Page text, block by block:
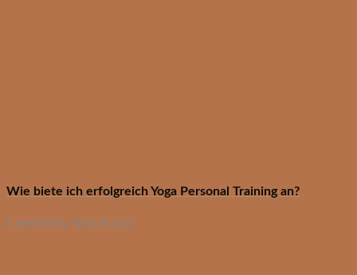
Wie biete ich erfolgreich Yoga Personal Training an?
Created by Nick Runia